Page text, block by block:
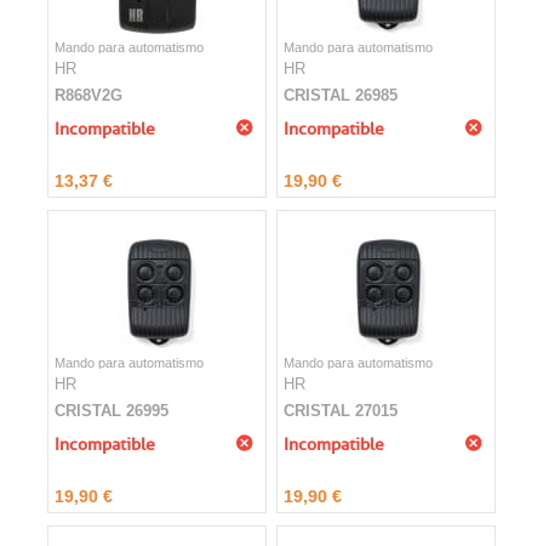
Mando para automatismo
HR
R868V2G
Incompatible
13,37 €
Mando para automatismo
HR
CRISTAL 26985
Incompatible
19,90 €
Mando para automatismo
HR
CRISTAL 26995
Incompatible
19,90 €
Mando para automatismo
HR
CRISTAL 27015
Incompatible
19,90 €